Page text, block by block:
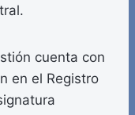
cuenta con
en el Registro